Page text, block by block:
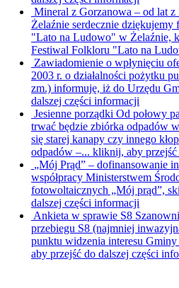
Mineral z Gorzanowa – od lat
Żelaźnie serdecznie
"Lato na Ludowo" w Żelaźnie,
Festiwal Folkloru "Lato na
Zawiadomienie o wpłynięciu
2003 r. o działalności pożytku
zm.) informuję, iż do Urzędu
dalszej części informacji
Jesienne porządki Od połowy
trwać będzie zbiórka odpadów
się starej kanapy czy innego
odpadów –... kliknij, aby przejść
„Mój Prąd” – dofinansowanie
współpracy Ministerstwem
fotowoltaicznych „Mój prąd”,
dalszej części informacji
Ankieta w sprawie S8
przebiegu S8 (najmniej
punktu widzenia interesu
aby przejść do dalszej części